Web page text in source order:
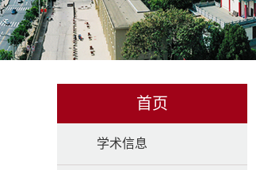
首页
学术信息